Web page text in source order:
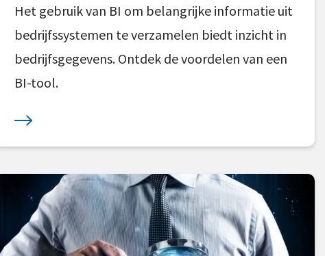
Het gebruik van BI om belangrijke informatie uit
bedrijfssystemen te verzamelen biedt inzicht in
bedrijfsgegevens. Ontdek de voordelen van een
BI-tool.